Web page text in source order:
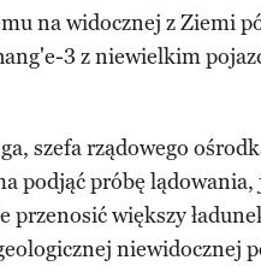
na widocznej z Ziemi
3 z niewielkim
szefa rządowego
podjąć próbę lądowania,
przenosić większy
niewidocznej